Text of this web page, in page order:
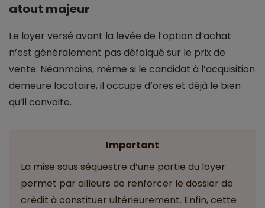
atout majeur
Le loyer versé avant la levée de l’option d’achat
n’est généralement pas défalqué sur le prix de
vente. Néanmoins, même si le candidat à l’acquisition
demeure locataire, il occupe d’ores et déjà le bien
qu’il convoite.
Important
La mise sous séquestre d’une partie du loyer
permet par ailleurs de renforcer le dossier de
crédit à constituer ultérieurement. Enfin, cette